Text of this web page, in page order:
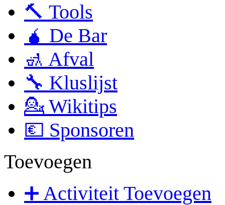
🔨 Tools
🧉 De Bar
🚮 Afval
🔧 Kluslijst
💁 Wikitips
💶 Sponsoren
Toevoegen
➕ Activiteit Toevoegen